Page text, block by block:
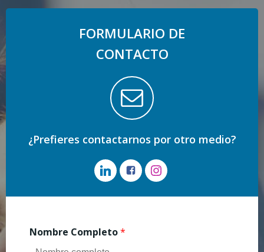
FORMULARIO DE
CONTACTO
¿Prefieres contactarnos por otro medio?
Nombre Completo*